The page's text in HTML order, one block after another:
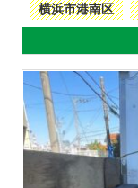
横浜市港南区